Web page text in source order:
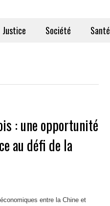
Justice Société Santé
: une opportunité
au défi de la
entre la Chine et